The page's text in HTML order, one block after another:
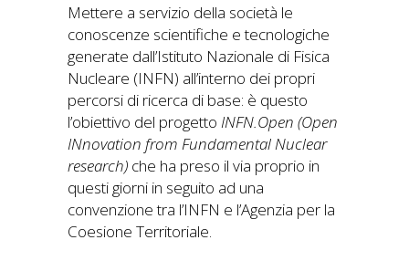
Mettere a servizio della società le
conoscenze scientifiche e tecnologiche
generate dall’Istituto Nazionale di Fisica
Nucleare (INFN) all’interno dei propri
percorsi di ricerca di base: è questo
l’obiettivo del progetto INFN.Open (Open
INnovation from Fundamental Nuclear
research) che ha preso il via proprio in
questi giorni in seguito ad una
convenzione tra l’INFN e l’Agenzia per la
Coesione Territoriale.